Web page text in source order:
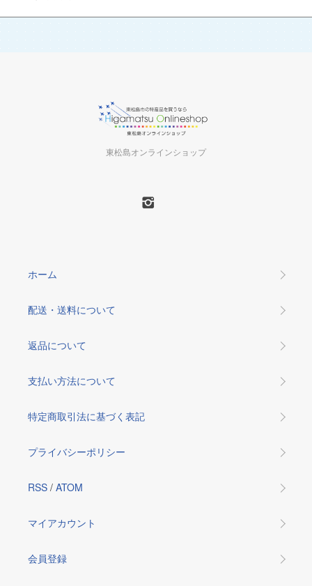
東松島オンラインショップ
ホーム
配送・送料について
返品について
支払い方法について
特定商取引法に基づく表記
プライバシーポリシー
RSS / ATOM
マイアカウント
会員登録